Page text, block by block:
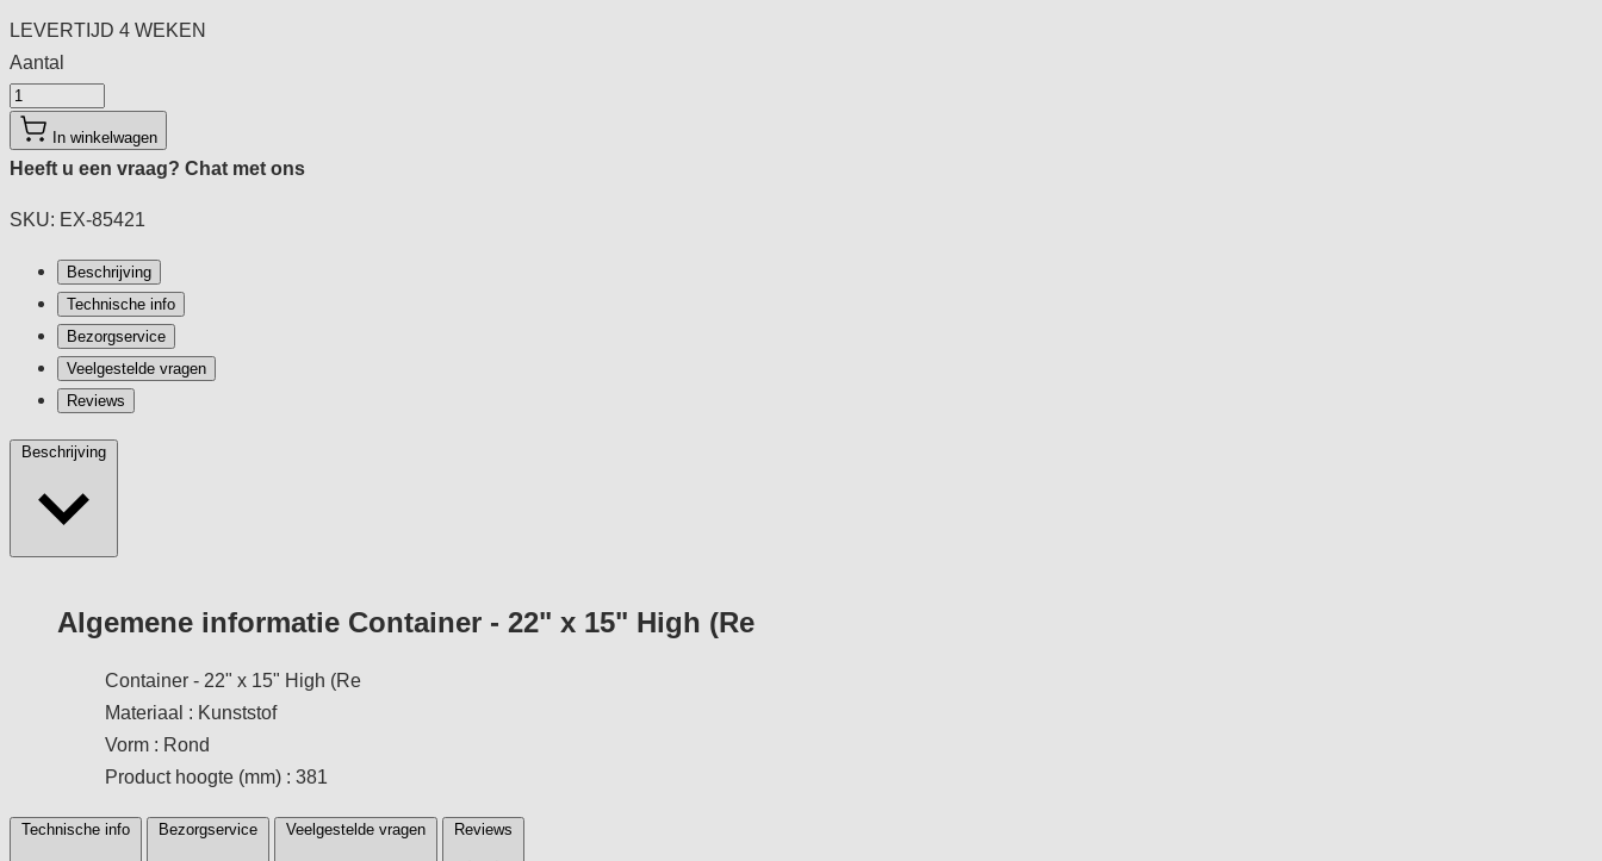
LEVERTIJD 4 WEKEN
Aantal
Aantal
In winkelwagen
Heeft u een vraag? Chat met ons
SKU: EX-85421
Beschrijving
Technische info
Bezorgservice
Veelgestelde vragen
Reviews
Beschrijving
Algemene informatie Container - 22" x 15" High (Re
Container - 22" x 15" High (Re
Materiaal : Kunststof
Vorm : Rond
Product hoogte (mm) : 381
Technische info Bezorgservice Veelgestelde vragen Reviews